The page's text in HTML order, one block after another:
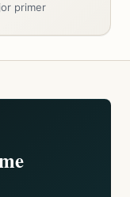
primer